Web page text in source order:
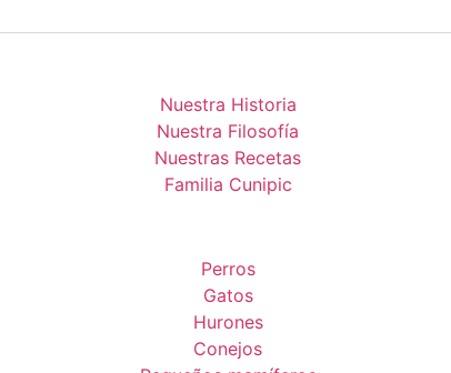
Nuestra Historia
Nuestra Filosofía
Nuestras Recetas
Familia Cunipic
Perros
Gatos
Hurones
Conejos